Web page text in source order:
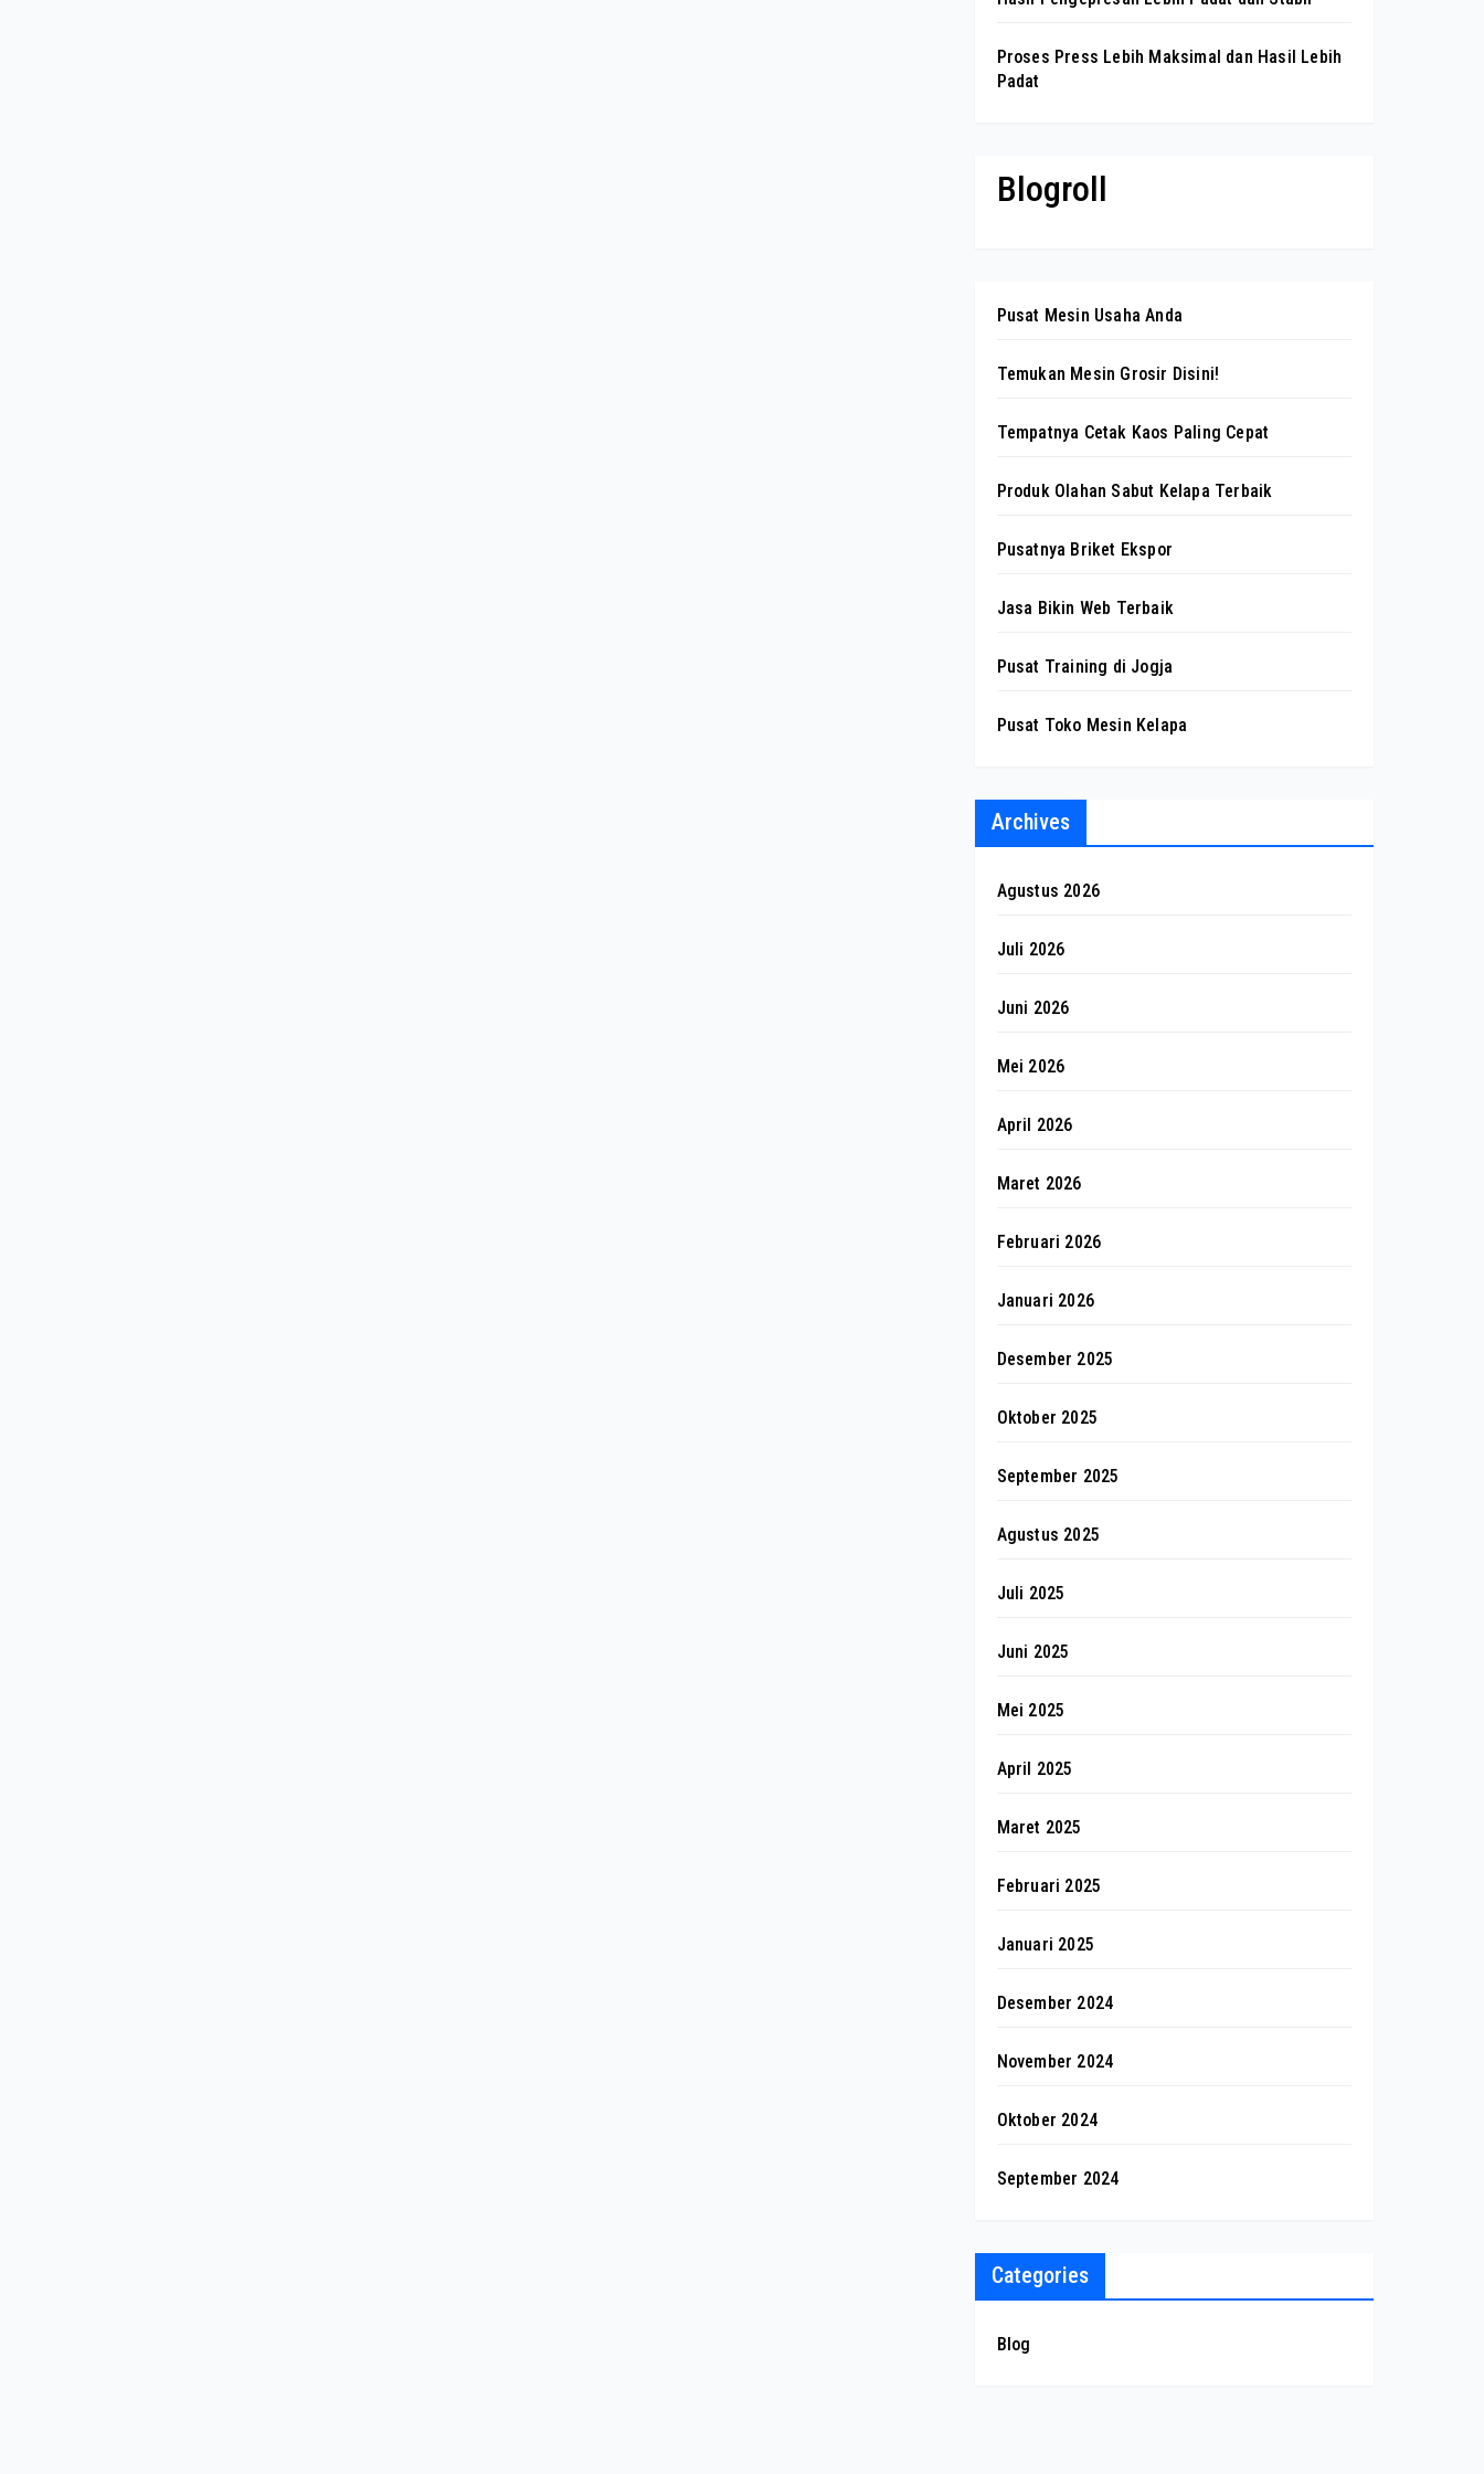
Proses Press Lebih Maksimal dan Hasil Lebih
Padat
Blogroll
Pusat Mesin Usaha Anda
Temukan Mesin Grosir Disini!
Tempatnya Cetak Kaos Paling Cepat
Produk Olahan Sabut Kelapa Terbaik
Pusatnya Briket Ekspor
Jasa Bikin Web Terbaik
Pusat Training di Jogja
Pusat Toko Mesin Kelapa
Archives
Agustus 2026
Juli 2026
Juni 2026
Mei 2026
April 2026
Maret 2026
Februari 2026
Januari 2026
Desember 2025
Oktober 2025
September 2025
Agustus 2025
Juli 2025
Juni 2025
Mei 2025
April 2025
Maret 2025
Februari 2025
Januari 2025
Desember 2024
November 2024
Oktober 2024
September 2024
Categories
Blog